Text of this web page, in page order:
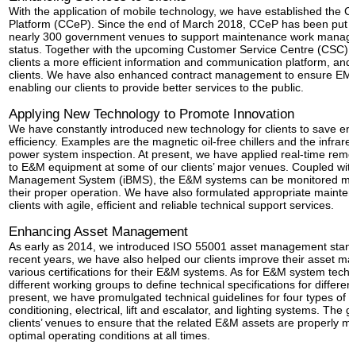
With the application of mobile technology, we have established the
Platform (CCeP). Since the end of March 2018, CCeP has been
nearly 300 government venues to support maintenance work
status. Together with the upcoming Customer Service Centre
clients a more efficient information and communication platform,
clients. We have also enhanced contract management to ensure
enabling our clients to provide better services to the public.
Applying New Technology to Promote Innovation
We have constantly introduced new technology for clients to save
efficiency. Examples are the magnetic oil-free chillers and the
power system inspection. At present, we have applied real-time
to E&M equipment at some of our clients’ major venues. Coupled
Management System (iBMS), the E&M systems can be monitored
their proper operation. We have also formulated appropriate
clients with agile, efficient and reliable technical support services.
Enhancing Asset Management
As early as 2014, we introduced ISO 55001 asset management
recent years, we have also helped our clients improve their asset
various certifications for their E&M systems. As for E&M system
different working groups to define technical specifications for
present, we have promulgated technical guidelines for four types
conditioning, electrical, lift and escalator, and lighting systems. The
clients’ venues to ensure that the related E&M assets are properly
optimal operating conditions at all times.